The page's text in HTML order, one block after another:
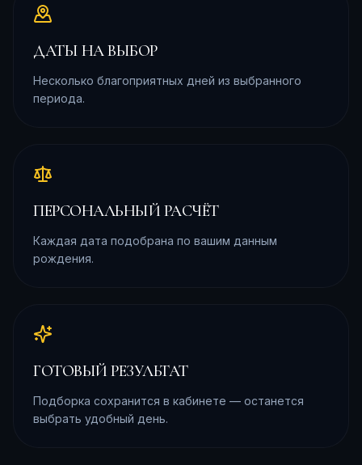
ДАТЫ НА ВЫБОР
Несколько благоприятных дней из выбранного
периода.
ПЕРСОНАЛЬНЫЙ РАСЧЁТ
Каждая дата подобрана по вашим данным
рождения.
ГОТОВЫЙ РЕЗУЛЬТАТ
Подборка сохранится в кабинете — останется
выбрать удобный день.